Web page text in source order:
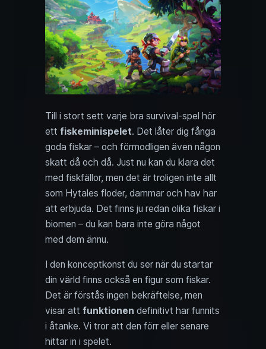
Till i stort sett varje bra survival-spel hör
ett fiskeminispelet. Det låter dig fånga
goda fiskar – och förmodligen även någon
skatt då och då. Just nu kan du klara det
med fiskfällor, men det är troligen inte allt
som Hytales floder, dammar och hav har
att erbjuda. Det finns ju redan olika fiskar i
biomen – du kan bara inte göra något
med dem ännu.
I den konceptkonst du ser när du startar
din värld finns också en figur som fiskar.
Det är förstås ingen bekräftelse, men
visar att funktionen definitivt har funnits
i åtanke. Vi tror att den förr eller senare
hittar in i spelet.